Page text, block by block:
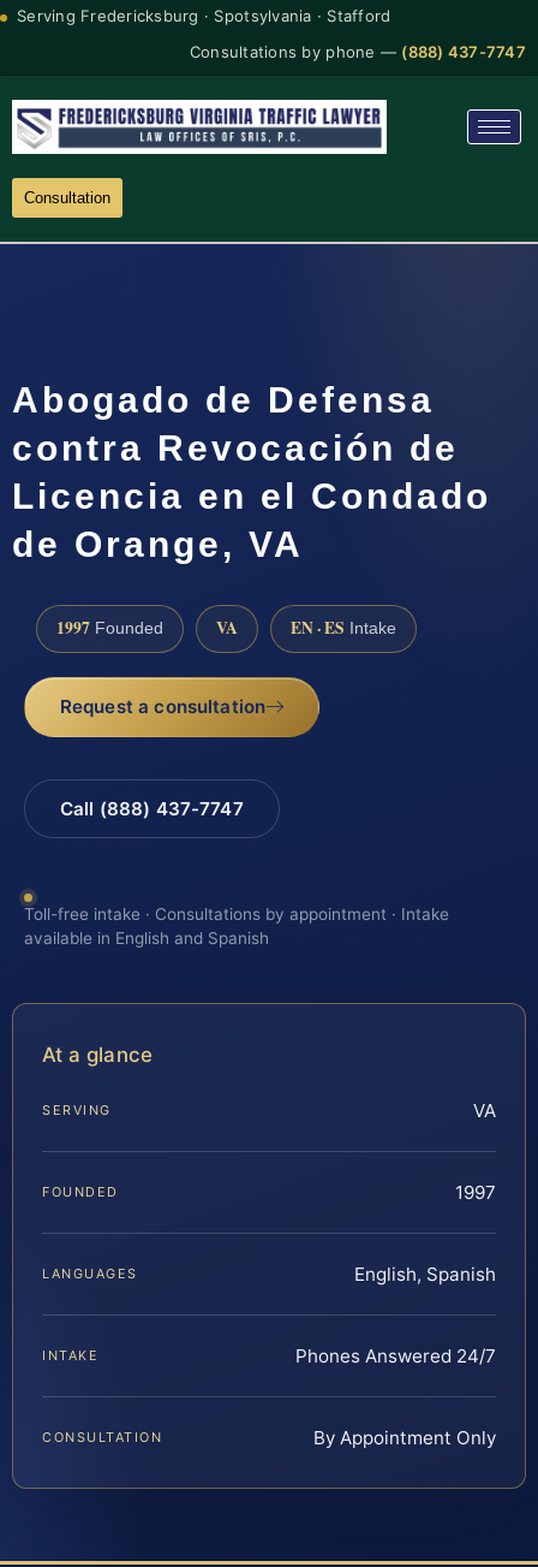
Serving Fredericksburg · Spotsylvania · Stafford
Consultations by phone — (888) 437-7747
Consultation
Abogado de Defensa
contra Revocación de
Licencia en el Condado
de Orange, VA
1997 Founded VA EN · ES Intake
Request a consultation
Call (888) 437-7747
Toll-free intake · Consultations by appointment · Intake
available in English and Spanish
At a glance
SERVING VA
FOUNDED 1997
LANGUAGES English, Spanish
INTAKE Phones Answered 24/7
CONSULTATION By Appointment Only